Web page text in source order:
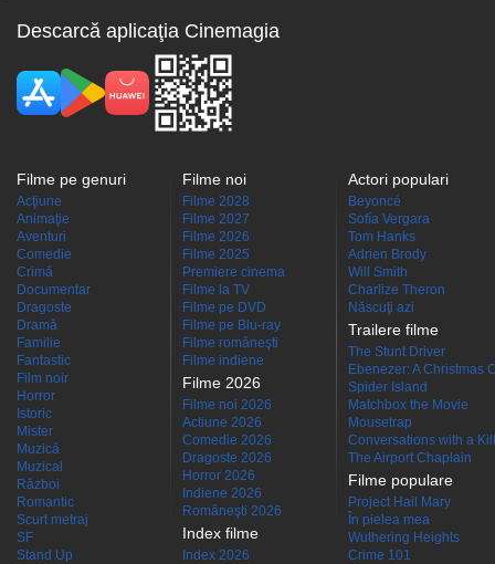
Descarcă aplicaţia Cinemagia
Filme pe genuri
Acţiune
Animaţie
Aventuri
Comedie
Crimă
Documentar
Dragoste
Dramă
Familie
Fantastic
Film noir
Horror
Istoric
Mister
Muzică
Muzical
Război
Romantic
Scurt metraj
SF
Stand Up
Filme noi
Filme 2028
Filme 2027
Filme 2026
Filme 2025
Premiere cinema
Filme la TV
Filme pe DVD
Filme pe Blu-ray
Filme româneşti
Filme indiene
Filme 2026
Filme noi 2026
Actiune 2026
Comedie 2026
Dragoste 2026
Horror 2026
Indiene 2026
Româneşti 2026
Index filme
Index 2026
Actori populari
Beyoncé
Sofía Vergara
Tom Hanks
Adrien Brody
Will Smith
Charlize Theron
Născuţi azi
Trailere filme
The Stunt Driver
Ebenezer: A Christmas
Spider Island
Matchbox the Movie
Mousetrap
Conversations with a
The Airport Chaplain
Filme populare
Project Hail Mary
În pielea mea
Wuthering Heights
Crime 101